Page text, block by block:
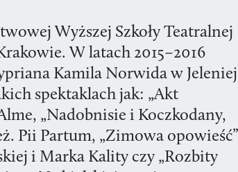
Wyższej Szkoły Teatralnej
W latach 2015–2016
Kamila Norwida w Jeleniej
spektaklach jak: „Akt
„Nadobnisie i Koczkodany,
Pii Partum, „Zimowa opowieść”
i Marka Kality czy „Rozbity